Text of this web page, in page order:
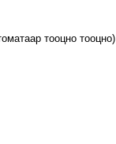
тооцно тооцно)